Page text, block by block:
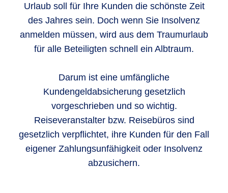
Urlaub soll für Ihre Kunden die schönste Zeit
des Jahres sein. Doch wenn Sie Insolvenz
anmelden müssen, wird aus dem Traumurlaub
für alle Beteiligten schnell ein Albtraum.
Darum ist eine umfängliche
Kundengeldabsicherung gesetzlich
vorgeschrieben und so wichtig.
Reiseveranstalter bzw. Reisebüros sind
gesetzlich verpflichtet, ihre Kunden für den Fall
eigener Zahlungsunfähigkeit oder Insolvenz
abzusichern.